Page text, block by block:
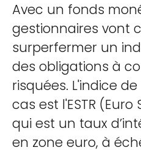
Avec un fonds
gestionnaires vont
surperfermer un
des obligations à
risquées. L'indice
cas est l'ESTR
qui est un taux
en zone euro, à